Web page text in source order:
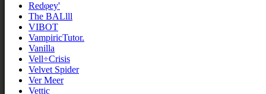
Redφey'
The BALlll
VIBOT
VampiricTutor.
Vanilla
Vell÷Crisis
Velvet Spider
Ver Meer
Vettic